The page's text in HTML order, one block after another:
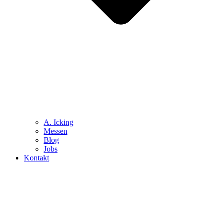
A. Icking
Messen
Blog
Jobs
Kontakt